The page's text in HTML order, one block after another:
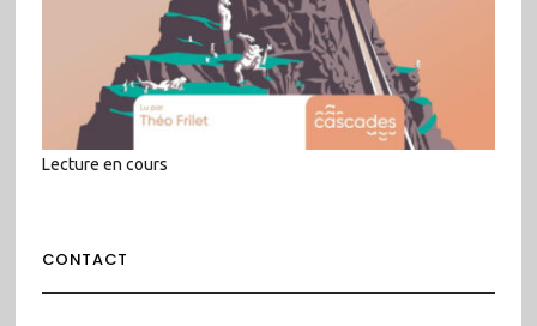
Lecture en cours
CONTACT